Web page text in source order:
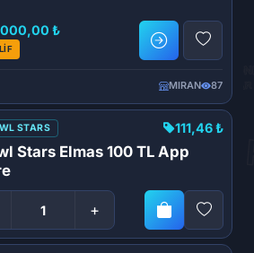
₺
MIRAN 87
STARS
Stars Elmas 100 TL App
+
111,46 ₺